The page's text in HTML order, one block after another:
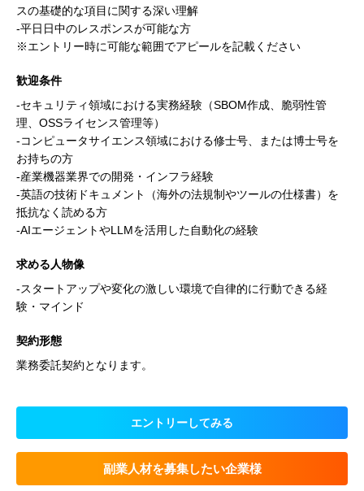
スの基礎的な項目に関する深い理解
-平日日中のレスポンスが可能な方
※エントリー時に可能な範囲でアピールを記載ください
歓迎条件
-セキュリティ領域における実務経験（SBOM作成、脆弱性管
理、OSSライセンス管理等）
-コンピュータサイエンス領域における修士号、または博士号を
お持ちの方
-産業機器業界での開発・インフラ経験
-英語の技術ドキュメント（海外の法規制やツールの仕様書）を
抵抗なく読める方
-AIエージェントやLLMを活用した自動化の経験
求める人物像
-スタートアップや変化の激しい環境で自律的に行動できる経
験・マインド
契約形態
業務委託契約となります。
エントリーしてみる
副業人材を募集したい企業様